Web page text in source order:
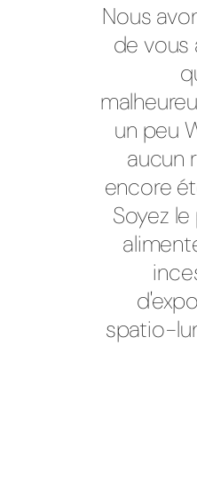
Nous
de vous
un peu
aucun
encore
Soyez
spatio-